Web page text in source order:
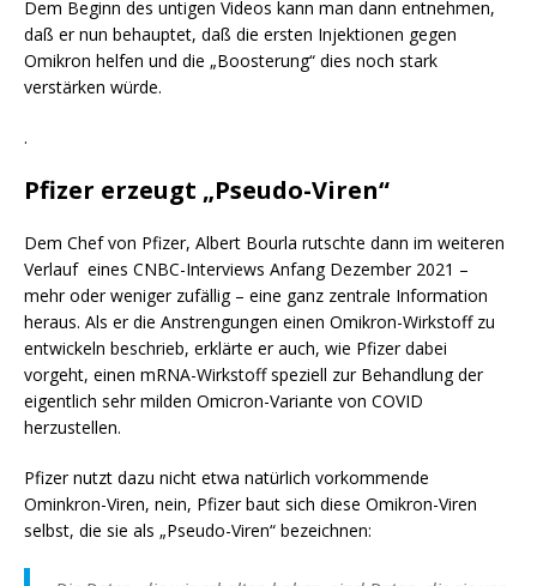
Dem Beginn des untigen Videos kann man dann entnehmen,
daß er nun behauptet, daß die ersten Injektionen gegen
Omikron helfen und die „Boosterung“ dies noch stark
verstärken würde.
.
Pfizer erzeugt „Pseudo-Viren“
Dem Chef von Pfizer, Albert Bourla rutschte dann im weiteren
Verlauf eines CNBC-Interviews Anfang Dezember 2021 –
mehr oder weniger zufällig – eine ganz zentrale Information
heraus. Als er die Anstrengungen einen Omikron-Wirkstoff zu
entwickeln beschrieb, erklärte er auch, wie Pfizer dabei
vorgeht, einen mRNA-Wirkstoff speziell zur Behandlung der
eigentlich sehr milden Omicron-Variante von COVID
herzustellen.
Pfizer nutzt dazu nicht etwa natürlich vorkommende
Ominkron-Viren, nein, Pfizer baut sich diese Omikron-Viren
selbst, die sie als „Pseudo-Viren“ bezeichnen: